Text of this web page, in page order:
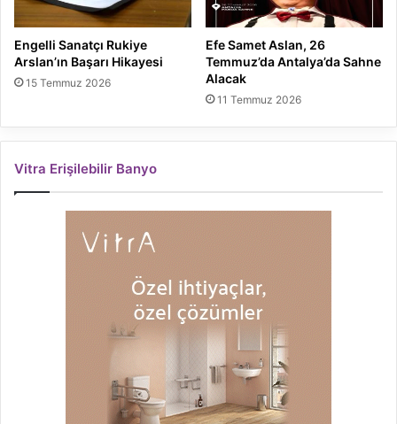
Engelli Sanatçı Rukiye
Arslan’ın Başarı Hikayesi
15 Temmuz 2026
Efe Samet Aslan, 26
Temmuz’da Antalya’da Sahne
Alacak
11 Temmuz 2026
Vitra Erişilebilir Banyo